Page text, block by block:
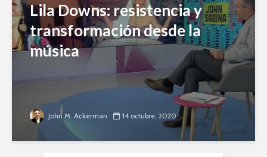
Lila Downs: resistencia y
transformación desde la
música
John M. Ackerman 14 octubre, 2020